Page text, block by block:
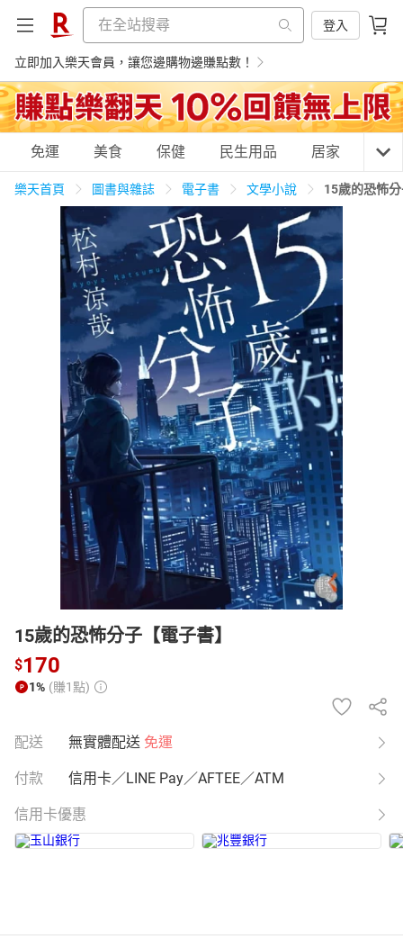
登入
立即加入樂天會員，讓您邊購物邊賺點數！
購物網分類
天天免運 美食蛋糕 養生保健 民生用品
居家生活 3C家電 運動休閒 親子玩具
女裝 男裝 化妝保養 情趣用品
日本購物 電子/紙本書
HOT
免運 美食 保健 民生用品 居家 3C
樂天首頁 圖書與雜誌 電子書 文學小說 15歲的恐怖
15歲的恐怖分子【電子書】
$170
1% (賺1點)
配送 無實體配送 免運
付款 信用卡／LINE Pay／AFTEE／ATM
信用卡優惠